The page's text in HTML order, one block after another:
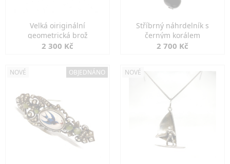
Velká oiriginální
geometrická brož
2 300 Kč
Stříbrný náhrdelník s
černým korálem
2 700 Kč
NOVÉ OBJEDNÁNO NOVÉ